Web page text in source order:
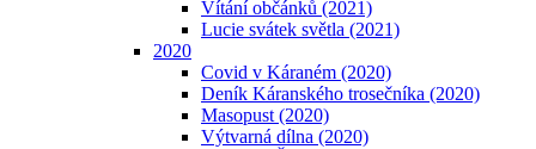
Vítání občánků (2021)
Lucie svátek světla (2021)
2020
Covid v Káraném (2020)
Deník Káranského trosečníka (2020)
Masopust (2020)
Výtvarná dílna (2020)